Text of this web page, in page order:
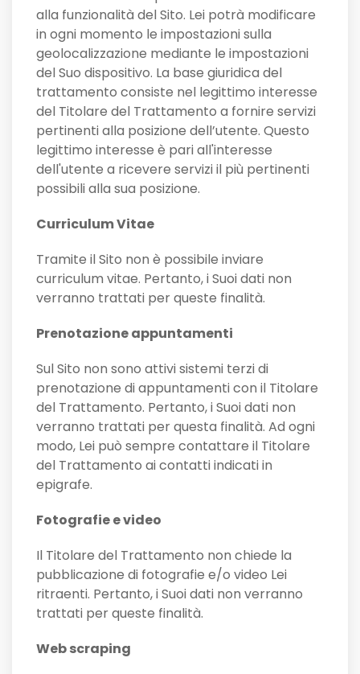
alla funzionalità del Sito. Lei potrà modificare
in ogni momento le impostazioni sulla
geolocalizzazione mediante le impostazioni
del Suo dispositivo. La base giuridica del
trattamento consiste nel legittimo interesse
del Titolare del Trattamento a fornire servizi
pertinenti alla posizione dell’utente. Questo
legittimo interesse è pari all'interesse
dell'utente a ricevere servizi il più pertinenti
possibili alla sua posizione.
Curriculum Vitae
Tramite il Sito non è possibile inviare
curriculum vitae. Pertanto, i Suoi dati non
verranno trattati per queste finalità.
Prenotazione appuntamenti
Sul Sito non sono attivi sistemi terzi di
prenotazione di appuntamenti con il Titolare
del Trattamento. Pertanto, i Suoi dati non
verranno trattati per questa finalità. Ad ogni
modo, Lei può sempre contattare il Titolare
del Trattamento ai contatti indicati in
epigrafe.
Fotografie e video
Il Titolare del Trattamento non chiede la
pubblicazione di fotografie e/o video Lei
ritraenti. Pertanto, i Suoi dati non verranno
trattati per queste finalità.
Web scraping